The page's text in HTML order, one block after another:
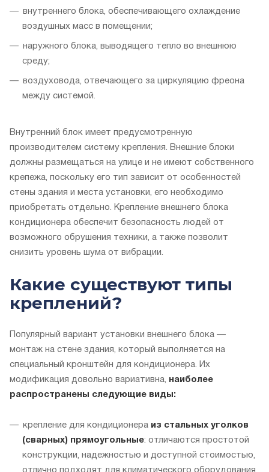
внутреннего блока, обеспечивающего охлаждение
воздушных масс в помещении;
наружного блока, выводящего тепло во внешнюю
среду;
воздуховода, отвечающего за циркуляцию фреона
между системой.
Внутренний блок имеет предусмотренную
производителем систему крепления. Внешние блоки
должны размещаться на улице и не имеют собственного
крепежа, поскольку его тип зависит от особенностей
стены здания и места установки, его необходимо
приобретать отдельно. Крепление внешнего блока
кондиционера обеспечит безопасность людей от
возможного обрушения техники, а также позволит
снизить уровень шума от вибрации.
Какие существуют типы
креплений?
Популярный вариант установки внешнего блока —
монтаж на стене здания, который выполняется на
специальный кронштейн для кондиционера. Их
модификация довольно вариативна, наиболее
распространены следующие виды:
крепление для кондиционера из стальных уголков
(сварных) прямоугольные: отличаются простотой
конструкции, надежностью и доступной стоимостью,
отлично подходят для климатического оборудования